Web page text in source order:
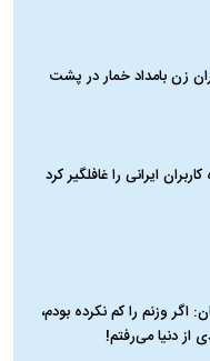
زن بامداد خمار در پشت
ایرانی را غافلگیر کرد
اگر وزنم را کم نکرده بودم،
از دنیا می‌رفتم!